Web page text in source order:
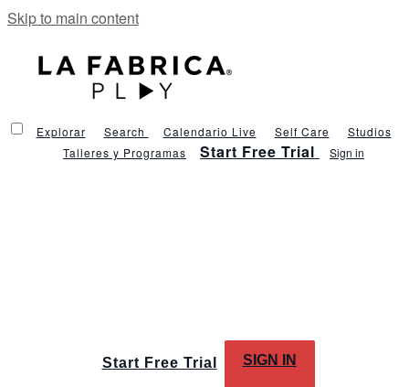
Skip to main content
Explorar Search Calendario Live Self Care
Studios
Talleres y Programas
Start Free Trial Sign in
Start Free Trial SIGN IN